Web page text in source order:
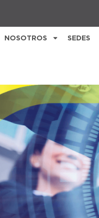
NOSOTROS SEDES